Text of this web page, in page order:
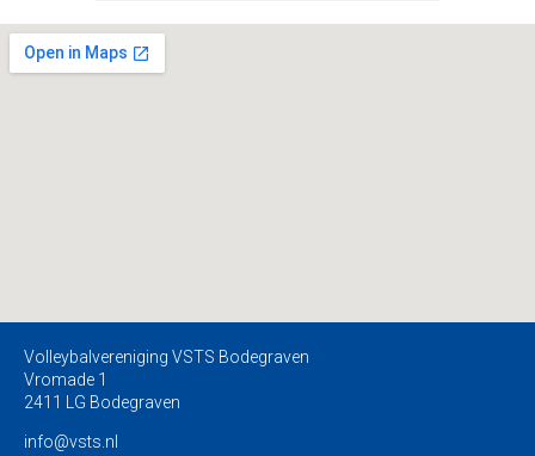
Volleybalvereniging VSTS Bodegraven
Vromade 1
2411 LG Bodegraven
info@vsts.nl